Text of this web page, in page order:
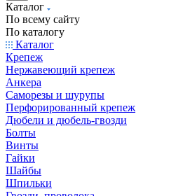
Каталог
По всему сайту
По каталогу
Каталог
Крепеж
Нержавеющий крепеж
Анкера
Саморезы и шурупы
Перфорированный крепеж
Дюбели и дюбель-гвозди
Болты
Винты
Гайки
Шайбы
Шпильки